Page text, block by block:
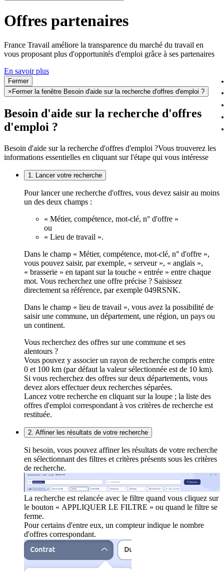
Offres partenaires
France Travail améliore la transparence du marché du travail en
vous proposant plus d'opportunités d'emploi grâce à ses partenaires
En savoir plus
Fermer
× Fermer la fenêtre Besoin d'aide sur la recherche d'offres d'emploi ?
Besoin d'aide sur la recherche d'offres
d'emploi ?
Besoin d'aide sur la recherche d'offres d'emploi ?Vous trouverez les
informations essentielles en cliquant sur l'étape qui vous intéresse
1. Lancer votre recherche
Pour lancer une recherche d'offres, vous devez saisir au moins
un des deux champs :
« Métier, compétence, mot-clé, n° d'offre »
ou
« Lieu de travail ».
Dans le champ « Métier, compétence, mot-clé, n° d'offre »,
vous pouvez saisir, par exemple, « serveur », « anglais »,
« brasserie » en tapant sur la touche « entrée » entre chaque
mot. Vous recherchez une offre précise ? Saisissez
directement sa référence, par exemple 049RSNK.
Dans le champ « lieu de travail », vous avez la possibilité de
saisir une commune, un département, une région, un pays ou
un continent.
Vous recherchez des offres sur une commune et ses
alentours ?
Vous pouvez y associer un rayon de recherche compris entre
0 et 100 km (par défaut la valeur sélectionnée est de 10 km).
Si vous recherchez des offres sur deux départements, vous
devez alors effectuer deux recherches séparées.
Lancez votre recherche en cliquant sur la loupe ; la liste des
offres d'emploi correspondant à vos critères de recherche est
restituée.
2. Affiner les résultats de votre recherche
Si besoin, vous pouvez affiner les résultats de votre recherche
en sélectionnant des filtres et critères présents sous les critères
de recherche.
La recherche est relancée avec le filtre quand vous cliquez sur
le bouton « APPLIQUER LE FILTRE » ou quand le filtre se
ferme.
Pour certains d'entre eux, un compteur indique le nombre
d'offres correspondant.